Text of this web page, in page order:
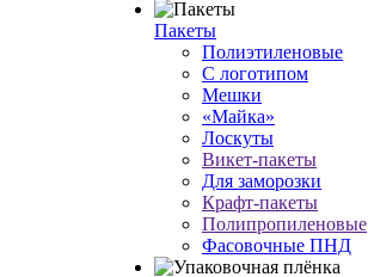
Пакеты
Полиэтиленовые
С логотипом
Мешки
«Майка»
Лоскуты
Викет-пакеты
Для заморозки
Крафт-пакеты
Полипропиленовые
Фасовочные ПНД